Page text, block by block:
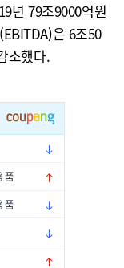
년 79조9000억원
은 6조50
소했다.